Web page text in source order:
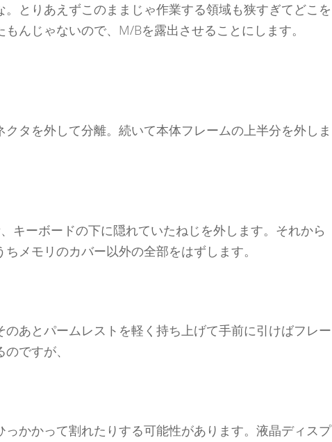
。とりあえずこのままじゃ作業する領域も狭すぎてどこを
んじゃないので、M/Bを露出させることにします。
クタを外して分離。続いて本体フレームの上半分を外しま
キーボードの下に隠れていたねじを外します。それから
メモリのカバー以外の全部をはずします。
のあとパームレストを軽く持ち上げて手前に引けばフレー
ですが、
っかかって割れたりする可能性があります。液晶ディスプ